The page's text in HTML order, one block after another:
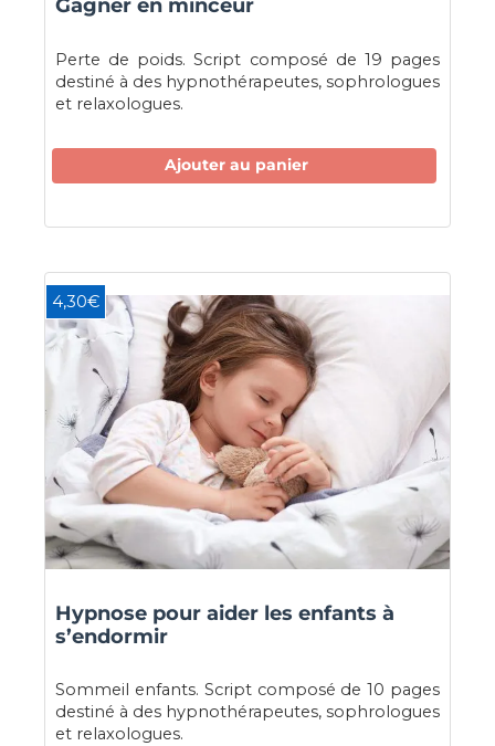
Gagner en minceur
Perte de poids. Script composé de 19 pages
destiné à des hypnothérapeutes, sophrologues
et relaxologues.
Ajouter au panier
4,30€
Hypnose pour aider les enfants à
s’endormir
Sommeil enfants. Script composé de 10 pages
destiné à des hypnothérapeutes, sophrologues
et relaxologues.